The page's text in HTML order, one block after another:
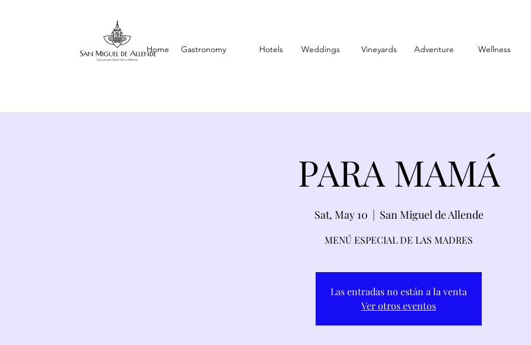
Home Gastronomy Hotels Weddings Vineyards Adventure Wellness
PARA MAMÁ
Sat, May 10
  |
San Miguel de Allende
MENÚ ESPECIAL DE LAS MADRES
Las entradas no están a la venta
Ver otros eventos